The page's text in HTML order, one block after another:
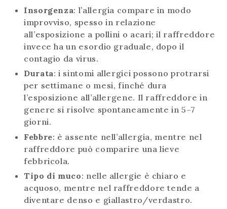
Insorgenza: l’allergia compare in modo
improvviso, spesso in relazione
all’esposizione a pollini o acari; il raffreddore
invece ha un esordio graduale, dopo il
contagio da virus.
Durata: i sintomi allergici possono protrarsi
per settimane o mesi, finché dura
l’esposizione all’allergene. Il raffreddore in
genere si risolve spontaneamente in 5–7
giorni.
Febbre: è assente nell’allergia, mentre nel
raffreddore può comparire una lieve
febbricola.
Tipo di muco: nelle allergie è chiaro e
acquoso, mentre nel raffreddore tende a
diventare denso e giallastro/verdastro.